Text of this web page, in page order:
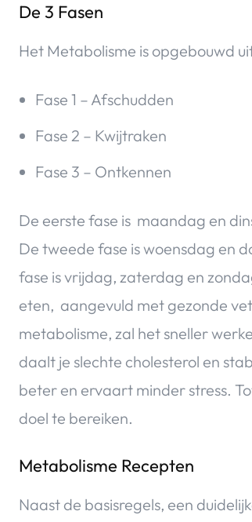
De 3 Fasen
Het Metabolisme is opgebouwd
Fase 1 – Afschudden
Fase 2 – Kwijtraken
Fase 3 – Ontkennen
De eerste fase is maandag en
De tweede fase is woensdag en
fase is vrijdag, zaterdag en
eten, aangevuld met gezonde
metabolisme, zal het sneller
daalt je slechte cholesterol en
beter en ervaart minder stress.
doel te bereiken.
Metabolisme Recepten
Naast de basisregels, een